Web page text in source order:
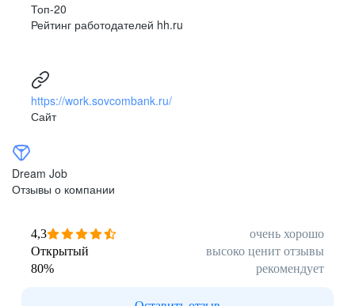
Топ-20
Рейтинг работодателей hh.ru
https://work.sovcombank.ru/
Сайт
Dream Job
Отзывы о компании
4,3
очень хорошо
Открытый
высоко ценит отзывы
80% рекомендует